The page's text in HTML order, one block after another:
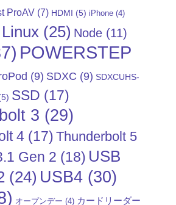
ProAV (7) HDMI (5) iPhone (4)
Linux (25) Node (11)
POWERSTEP
(9) SDXC (9) SDXCUHS-
SSD (17)
3 (29)
4 (17) Thunderbolt 5
Gen 2 (18) USB
(24) USB4 (30)
オープンデー (4) カードリーダー